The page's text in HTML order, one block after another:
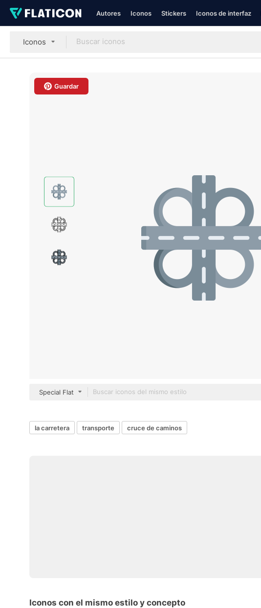
Autores Iconos Stickers Iconos de interfaz
Iconos
Guardar
Special Flat
la carretera transporte cruce de caminos
Iconos con el mismo estilo y concepto